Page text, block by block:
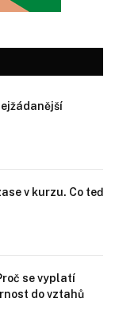
v kurzu. Co teď
se vyplatí
do vztahů